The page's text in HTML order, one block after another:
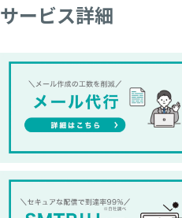
サービス詳細